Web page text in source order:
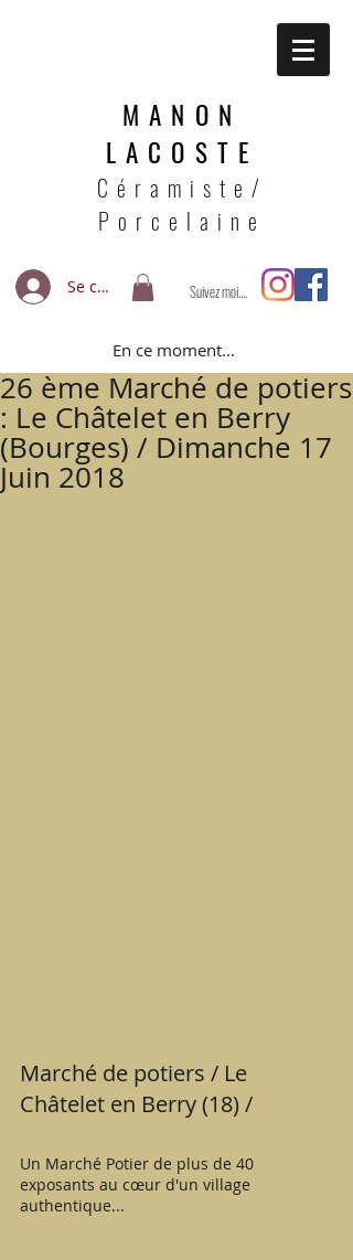
MANON
LACOSTE
Céramiste/
Porcelaine
Se connecter Suivez moi....
En ce moment...
26 ème Marché de potiers
: Le Châtelet en Berry
(Bourges) / Dimanche 17
Juin 2018
Marché de potiers / Le
Châtelet en Berry (18) /
Un Marché Potier de plus de 40
exposants au cœur d'un village
authentique...